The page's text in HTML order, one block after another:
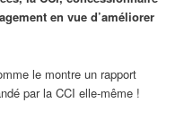
en vue d’améliorer
le montre un rapport
par la CCI elle-même !